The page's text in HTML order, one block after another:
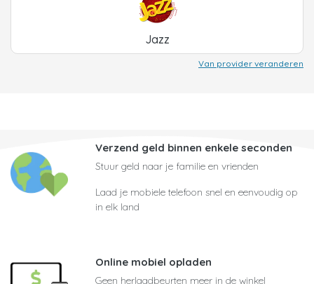
Jazz
Van provider veranderen
Verzend geld binnen enkele seconden
Stuur geld naar je familie en vrienden
Laad je mobiele telefoon snel en eenvoudig op
in elk land
Online mobiel opladen
Geen herlaadbeurten meer in de winkel